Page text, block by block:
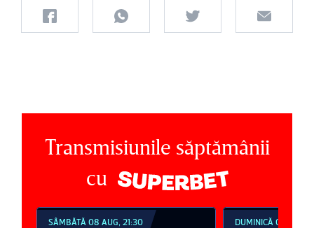
Transmisiunile săptămânii
cu
SÂMBĂTĂ 08 AUG, 21:30 DUMINICĂ 09 AUG,